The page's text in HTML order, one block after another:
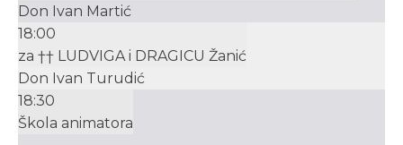
Don Ivan Martić
18:00
za †† LUDVIGA i DRAGICU Žanić
Don Ivan Turudić
18:30
Škola animatora